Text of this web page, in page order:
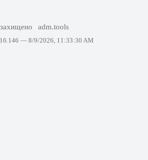
захищено adm.tools
— 8/9/2026, 11:33:30 AM